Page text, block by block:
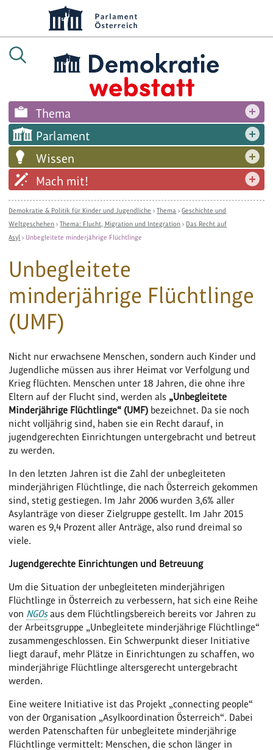
Thema
Parlament
Wissen
Mach mit!
Demokratie & Politik für Kinder und Jugendliche ›Thema ›Geschichte und
Weltgeschehen ›Thema: Flucht, Migration und Integration › Das Recht auf
Asyl › Unbegleitete minderjährige Flüchtlinge
Unbegleitete
minderjährige Flüchtlinge
(UMF)
Nicht nur erwachsene Menschen, sondern auch Kinder und
Jugendliche müssen aus ihrer Heimat vor Verfolgung und
Krieg flüchten. Menschen unter 18 Jahren, die ohne ihre
Eltern auf der Flucht sind, werden als „Unbegleitete
Minderjährige Flüchtlinge“ (UMF) bezeichnet. Da sie noch
nicht volljährig sind, haben sie ein Recht darauf, in
jugendgerechten Einrichtungen untergebracht und betreut
zu werden.
In den letzten Jahren ist die Zahl der unbegleiteten
minderjährigen Flüchtlinge, die nach Österreich gekommen
sind, stetig gestiegen. Im Jahr 2006 wurden 3,6% aller
Asylanträge von dieser Zielgruppe gestellt. Im Jahr 2015
waren es 9,4 Prozent aller Anträge, also rund dreimal so
viele.
Jugendgerechte Einrichtungen und Betreuung
Um die Situation der unbegleiteten minderjährigen
Flüchtlinge in Österreich zu verbessern, hat sich eine Reihe
von NGOsaus dem Flüchtlingsbereich bereits vor Jahren zu
der Arbeitsgruppe „Unbegleitete minderjährige Flüchtlinge“
zusammengeschlossen. Ein Schwerpunkt dieser Initiative
liegt darauf, mehr Plätze in Einrichtungen zu schaffen, wo
minderjährige Flüchtlinge altersgerecht untergebracht
werden.
Eine weitere Initiative ist das Projekt „connecting people“
von der Organisation „Asylkoordination Österreich“. Dabei
werden Patenschaften für unbegleitete minderjährige
Flüchtlinge vermittelt: Menschen, die schon länger in